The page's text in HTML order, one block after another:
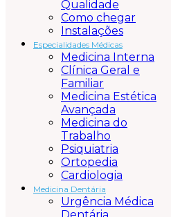
Qualidade
Como chegar
Instalações
Especialidades Médicas
Medicina Interna
Clínica Geral e
Familiar
Medicina Estética
Avançada
Medicina do
Trabalho
Psiquiatria
Ortopedia
Cardiologia
Medicina Dentária
Urgência Médica